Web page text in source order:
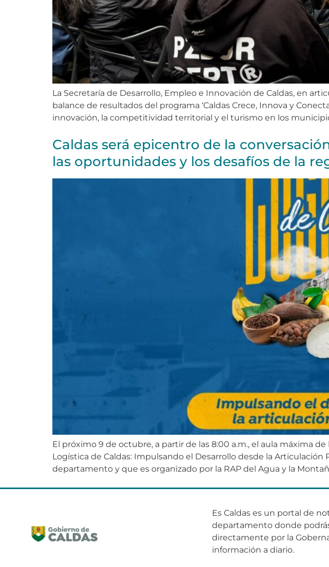
La Secretaría de Desarrollo, Empleo e Innovación de Caldas, en
balance de resultados del programa ‘Caldas Crece, Innova y
innovación, la competitividad territorial y el turismo en los
Caldas será epicentro de la
las oportunidades y los desafíos de la
El próximo 9 de octubre, a partir de las 8:00 a.m., el aula máxima
Logística de Caldas: Impulsando el Desarrollo desde la
departamento y que es organizado por la RAP del Agua y la
Es Caldas es un portal de
departamento donde
directamente por la
información a diario.